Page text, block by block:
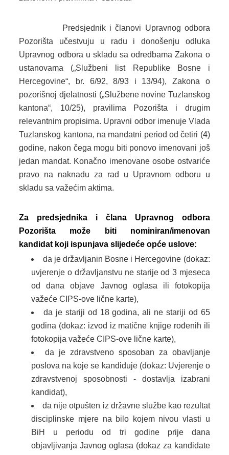
Predsjednik i članovi Upravnog odbora
Pozorišta učestvuju u radu i donošenju odluka
Upravnog odbora u skladu sa odredbama Zakona o
ustanovama („Službeni list Republike Bosne i
Hercegovine“, br. 6/92, 8/93 i 13/94), Zakona o
pozorišnoj djelatnosti („Službene novine Tuzlanskog
kantona“, 10/25), pravilima Pozorišta i drugim
relevantnim propisima. Upravni odbor imenuje Vlada
Tuzlanskog kantona, na mandatni period od četiri (4)
godine, nakon čega mogu biti ponovo imenovani još
jedan mandat. Konačno imenovane osobe ostvariće
pravo na naknadu za rad u Upravnom odboru u
skladu sa važećim aktima.
Za predsjednika i člana Upravnog odbora
Pozorišta može biti nominiran/imenovan
kandidat koji ispunjava slijedeće opće uslove:
da je državljanin Bosne i Hercegovine (dokaz:
uvjerenje o državljanstvu ne starije od 3 mjeseca
od dana objave Javnog oglasa ili fotokopija
važeće CIPS-ove lične karte),
da je stariji od 18 godina, ali ne stariji od 65
godina (dokaz: izvod iz matične knjige rođenih ili
fotokopija važeće CIPS-ove lične karte),
da je zdravstveno sposoban za obavljanje
poslova na koje se kandiduje (dokaz: Uvjerenje o
zdravstvenoj sposobnosti - dostavlja izabrani
kandidat),
da nije otpušten iz državne službe kao rezultat
disciplinske mjere na bilo kojem nivou vlasti u
BiH u periodu od tri godine prije dana
objavljivanja Javnog oglasa (dokaz za kandidate